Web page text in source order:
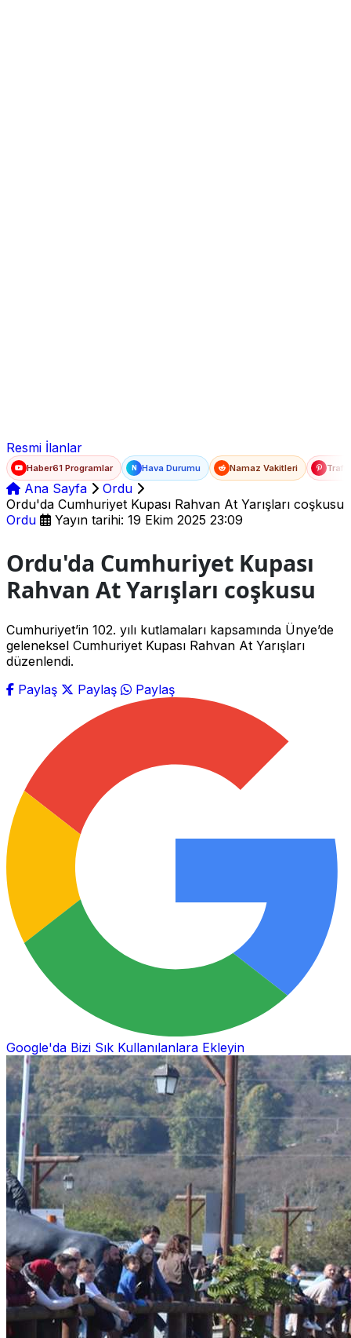
Resmi İlanlar
Haber61 Programlar N Hava Durumu Namaz Vakitleri
Ana Sayfa
Ordu
Ordu'da Cumhuriyet Kupası Rahvan At Yarışları coşkusu
Ordu
Yayın tarihi: 19 Ekim 2025 23:09
Ordu'da Cumhuriyet Kupası
Rahvan At Yarışları coşkusu
Cumhuriyet’in 102. yılı kutlamaları kapsamında Ünye’de
geleneksel Cumhuriyet Kupası Rahvan At Yarışları
düzenlendi.
Paylaş
Paylaş Paylaş
Google'da Bizi Sık Kullanılanlara Ekleyin